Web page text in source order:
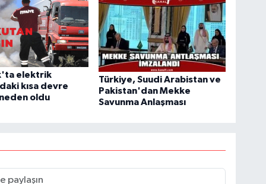
elektrik
kısa devre
oldu
Türkiye, Suudi Arabistan ve
Pakistan'dan Mekke
Savunma Anlaşması